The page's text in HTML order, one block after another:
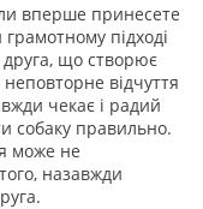
вперше принесете
підході
друга, що створює
відчуття
чекає і радий
собаку правильно.
може не
назавжди